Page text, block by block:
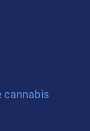
cannabis